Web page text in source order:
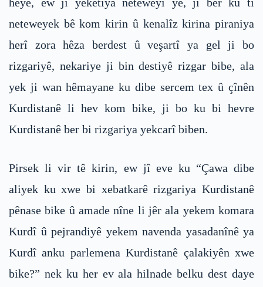
neteweyek bê kom kirin û kenalîz kirina piraniya
herî zora hêza berdest û veşartî ya gel ji bo
rizgariyê, nekariye ji bin destiyê rizgar bibe, ala
yek ji wan hêmayane ku dibe sercem tex û çînên
Kurdistanê li hev kom bike, ji bo ku bi hevre
Kurdistanê ber bi rizgariya yekcarî biben.
Pirsek li vir tê kirin, ew jî eve ku “Çawa dibe
aliyek ku xwe bi xebatkarê rizgariya Kurdistanê
pênase bike û amade nîne li jêr ala yekem komara
Kurdî û pejrandiyê yekem navenda yasadanînê ya
Kurdî anku parlemena Kurdistanê çalakiyên xwe
bike?” nek ku her ev ala hilnade belku dest daye